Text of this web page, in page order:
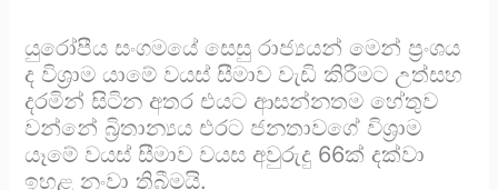
යුරෝපීය සංගමයේ සෙසු රාජ්‍යයන් මෙන් ප්‍රංශය
ද විශ්‍රාම යාමේ වයස් සීමාව වැඩි කිරීමට උත්සහ
දරමින් සිටින අතර එයට ආසන්නතම හේතුව
වන්නේ බ්‍රිතාන්‍යය එරට ජනතාවගේ විශ්‍රාම
යෑමේ වයස් සීමාව වයස අවුරුදු 66ක් දක්වා
ඉහළ නංවා තිබීමයි.